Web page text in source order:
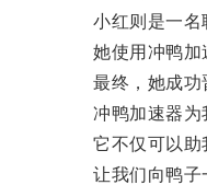
小红则是一名职
她使用冲鸭加速
最终，她成功
冲鸭加速器为我
它不仅可以助我
让我们向鸭子一